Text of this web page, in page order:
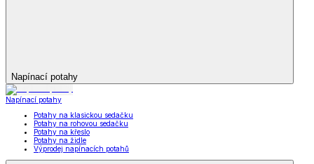
Napínací potahy
Napínací potahy
Potahy na klasickou sedačku
Potahy na rohovou sedačku
Potahy na křeslo
Potahy na židle
Výprodej napínacích potahů